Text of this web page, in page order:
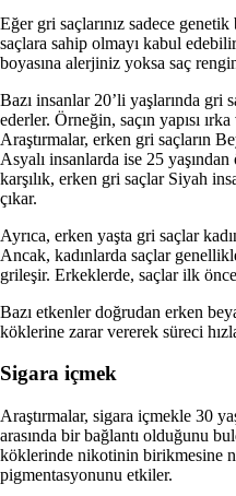
Eğer gri saçlarınız sadece
saçlara sahip olmayı kabul
boyasına alerjiniz yoksa saç
Bazı insanlar 20’li yaşlarında gri
ederler. Örneğin, saçın yapısı
Araştırmalar, erken gri saçların
Asyalı insanlarda ise 25 yaşından
karşılık, erken gri saçlar Siyah
çıkar.
Ayrıca, erken yaşta gri saçlar
Ancak, kadınlarda saçlar
grileşir. Erkeklerde, saçlar ilk
Bazı etkenler doğrudan erken
köklerine zarar vererek süreci
Sigara içmek
Araştırmalar, sigara içmekle 30
arasında bir bağlantı olduğunu
köklerinde nikotinin birikmesine
pigmentasyonunu etkiler.